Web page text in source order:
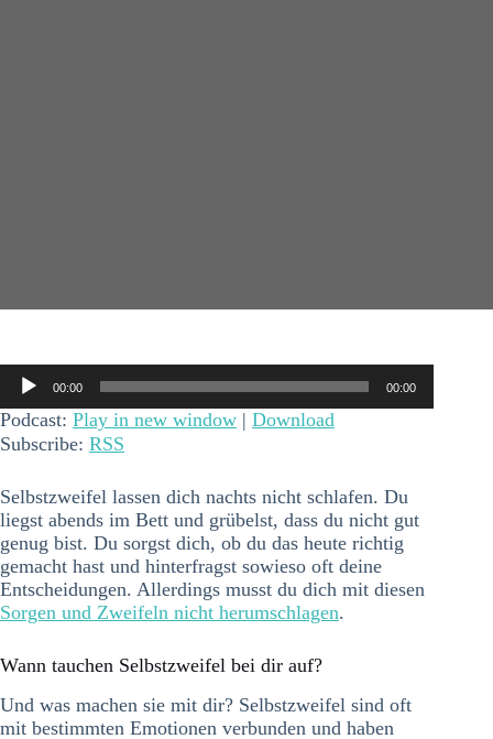
Audio-
Player
00:00 00:00
Podcast: Play in new window | Download
Subscribe: RSS
Selbstzweifel lassen dich nachts nicht schlafen. Du
liegst abends im Bett und grübelst, dass du nicht gut
genug bist. Du sorgst dich, ob du das heute richtig
gemacht hast und hinterfragst sowieso oft deine
Entscheidungen. Allerdings musst du dich mit diesen
Sorgen und Zweifeln nicht herumschlagen.
Wann tauchen Selbstzweifel bei dir auf?
Und was machen sie mit dir? Selbstzweifel sind oft
mit bestimmten Emotionen verbunden und haben